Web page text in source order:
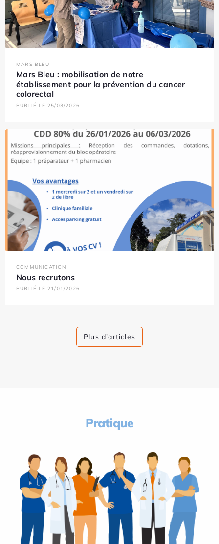
MARS BLEU
Mars Bleu : mobilisation de notre
établissement pour la prévention du cancer
colorectal
PUBLIÉ LE 25/03/2026
COMMUNICATION
Nous recrutons
PUBLIÉ LE 21/01/2026
Plus d'articles
Pratique